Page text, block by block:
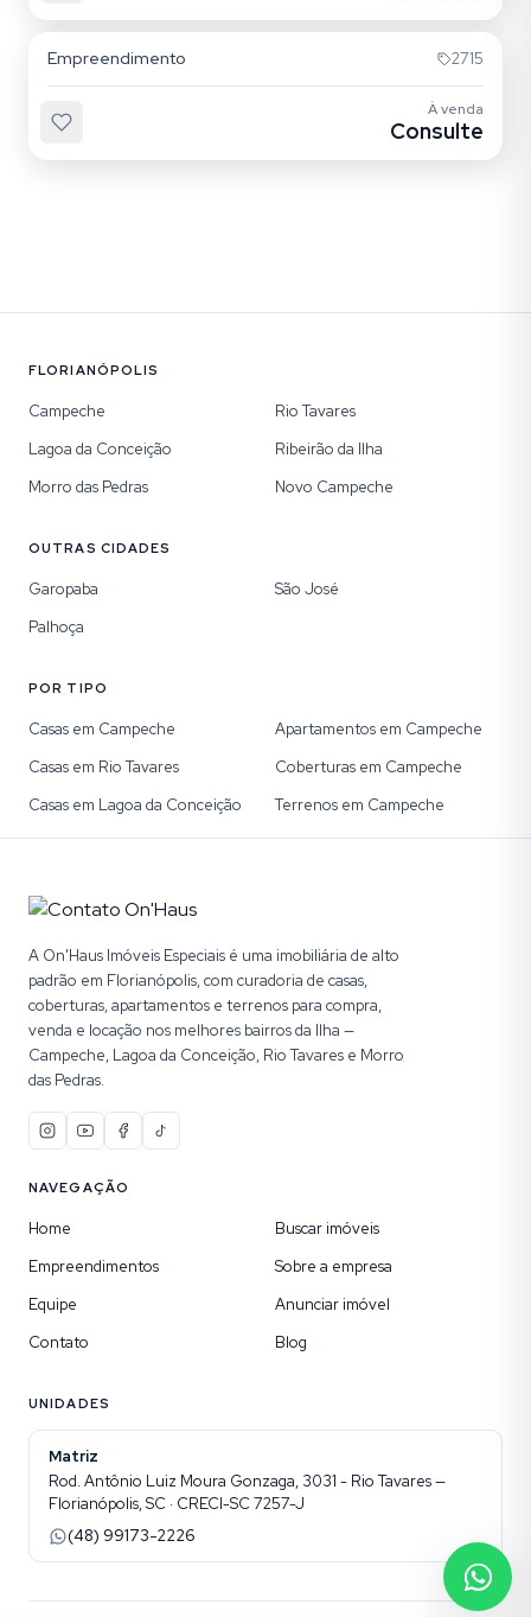
Empreendimento 2715
À venda
Consulte
FLORIANÓPOLIS
Campeche
Rio Tavares
Lagoa da Conceição
Ribeirão da Ilha
Morro das Pedras
Novo Campeche
OUTRAS CIDADES
Garopaba
São José
Palhoça
POR TIPO
Casas em Campeche
Apartamentos em Campeche
Casas em Rio Tavares
Coberturas em Campeche
Casas em Lagoa da Conceição
Terrenos em Campeche
A On'Haus Imóveis Especiais é uma imobiliária de alto
padrão em Florianópolis, com curadoria de casas,
coberturas, apartamentos e terrenos para compra,
venda e locação nos melhores bairros da Ilha —
Campeche, Lagoa da Conceição, Rio Tavares e Morro
das Pedras.
NAVEGAÇÃO
Home
Buscar imóveis
Empreendimentos
Sobre a empresa
Equipe
Anunciar imóvel
Contato
Blog
UNIDADES
Matriz
Rod. Antônio Luiz Moura Gonzaga, 3031 - Rio Tavares —
Florianópolis, SC · CRECI-SC 7257-J
(48) 99173-2226